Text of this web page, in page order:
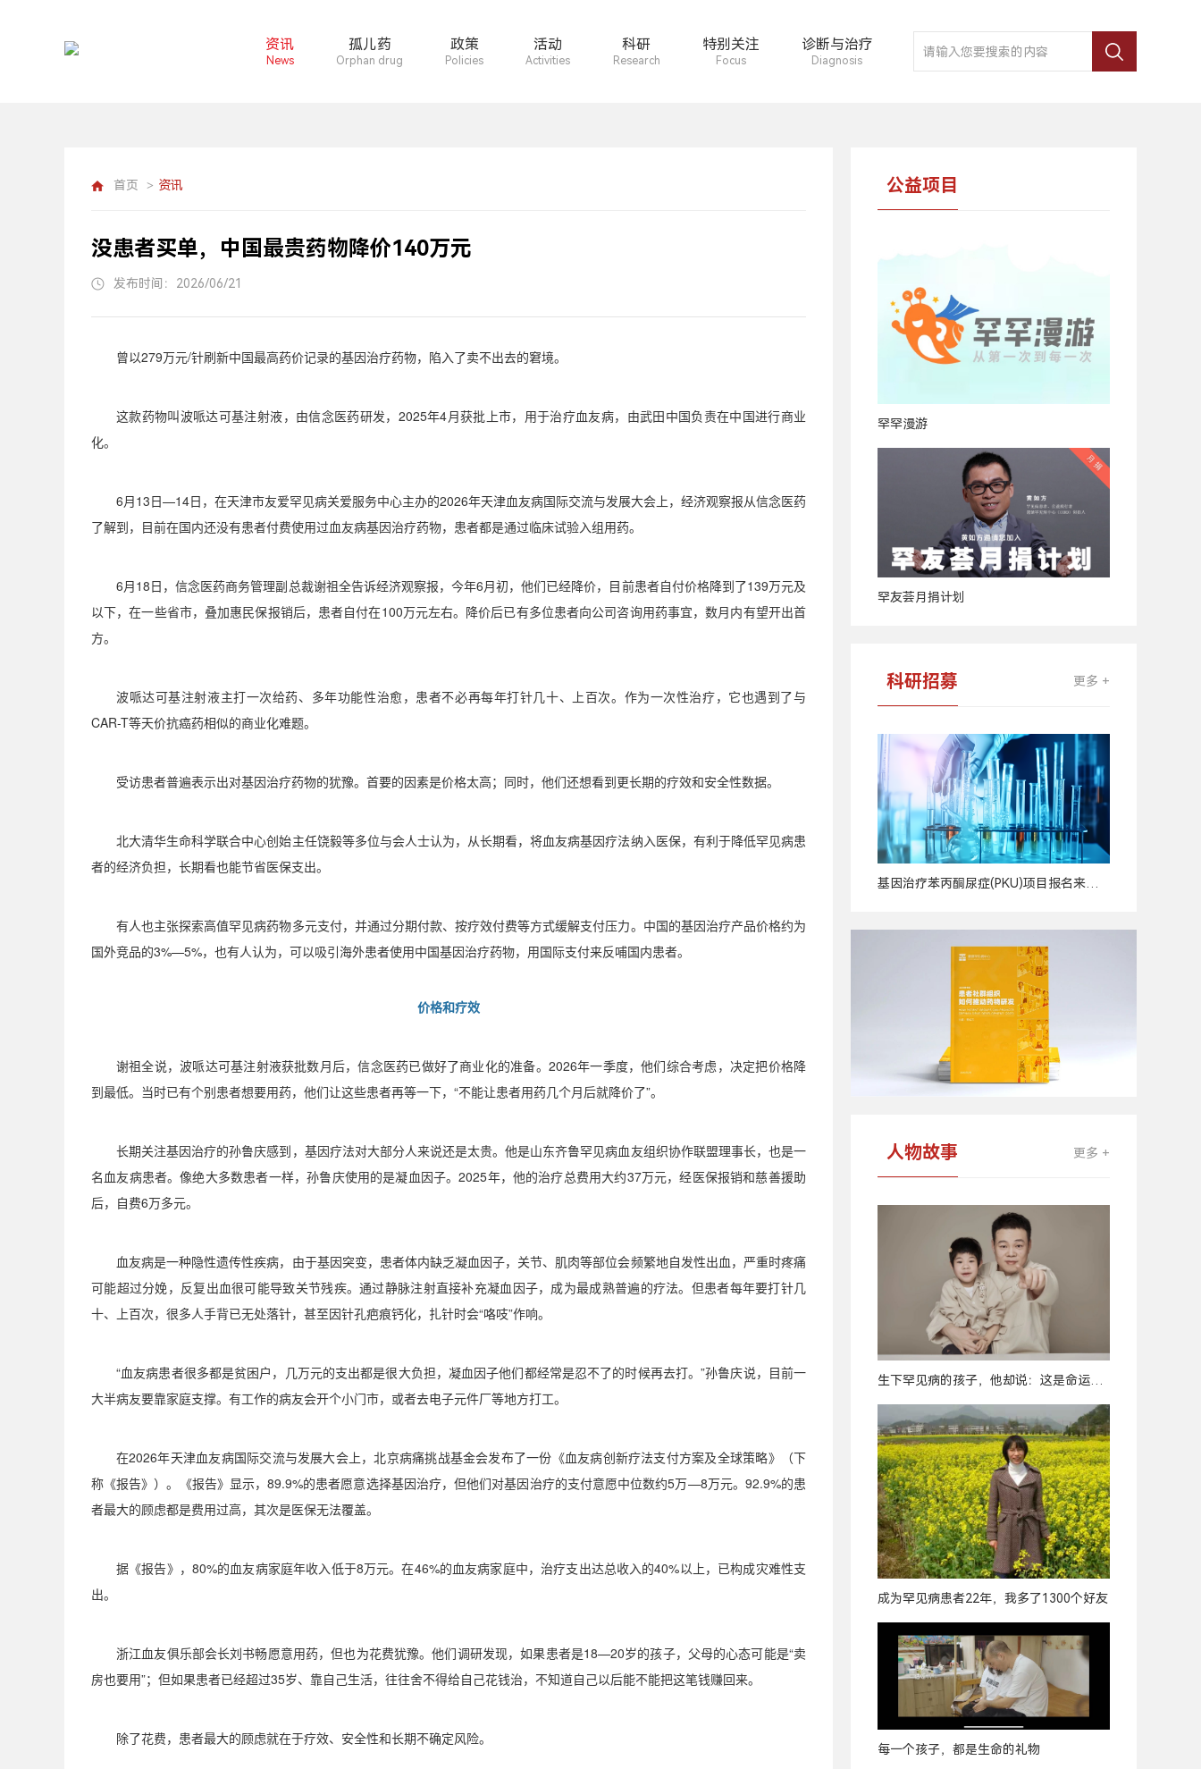
资讯
News
孤儿药
Orphan drug
政策
Policies
活动
Activities
科研
Research
特别关注
Focus
诊断与治疗
Diagnosis
首页 > 资讯
没患者买单，中国最贵药物降价140万元
发布时间：2026/06/21
曾以279万元/针刷新中国最高药价记录的基因治疗药物，陷入了卖不出去的窘境。
这款药物叫波哌达可基注射液，由信念医药研发， 2025年4月获批上市，用于治疗血友病，由武田中国负责在中国进行商业
化。
6月13日—14日，在天津市友爱罕见病关爱服务中心主办的2026年天津血友病国际交流与发展大会上，经济观察报从信念医药
了解到，目前在国内还没有患者付费使用过血友病基因治疗药物，患者都是通过临床试验入组用药。
6月18日，信念医药商务管理副总裁谢祖全告诉经济观察报，今年6月初，他们已经降价，目前患者自付价格降到了139万元及
以下，在一些省市，叠加惠民保报销后，患者自付在100万元左右。降价后已有多位患者向公司咨询用药事宜，数月内有望开出首
方。
波哌达可基注射液主打一次给药、多年功能性治愈，患者不必再每年打针几十、上百次。作为一次性治疗，它也遇到了与
CAR-T等天价抗癌药相似的商业化难题。
受访患者普遍表示出对基因治疗药物的犹豫。首要的因素是价格太高；同时，他们还想看到更长期的疗效和安全性数据。
北大清华生命科学联合中心创始主任饶毅等多位与会人士认为，从长期看，将血友病基因疗法纳入医保，有利于降低罕见病患
者的经济负担，长期看也能节省医保支出。
有人也主张探索高值罕见病药物多元支付，并通过分期付款、按疗效付费等方式缓解支付压力。中国的基因治疗产品价格约为
国外竞品的3%—5%，也有人认为，可以吸引海外患者使用中国基因治疗药物，用国际支付来反哺国内患者。
价格和疗效
谢祖全说，波哌达可基注射液获批数月后，信念医药已做好了商业化的准备。 2026年一季度，他们综合考虑，决定把价格降
到最低。当时已有个别患者想要用药，他们让这些患者再等一下， “不能让患者用药几个月后就降价了”。
长期关注基因治疗的孙鲁庆感到，基因疗法对大部分人来说还是太贵。他是山东齐鲁罕见病血友组织协作联盟理事长，也是一
名血友病患者。像绝大多数患者一样，孙鲁庆使用的是凝血因子。2025年，他的治疗总费用大约37万元，经医保报销和慈善援助
后，自费6万多元。
血友病是一种隐性遗传性疾病，由于基因突变，患者体内缺乏凝血因子，关节、肌肉等部位会频繁地自发性出血，严重时疼痛
可能超过分娩，反复出血很可能导致关节残疾。通过静脉注射直接补充凝血因子，成为最成熟普遍的疗法。但患者每年要打针几
十、上百次，很多人手背已无处落针，甚至因针孔疤痕钙化，扎针时会“咯吱”作响。
“血友病患者很多都是贫困户，几万元的支出都是很大负担，凝血因子他们都经常是忍不了的时候再去打。”孙鲁庆说，目前一
大半病友要靠家庭支撑。有工作的病友会开个小门市，或者去电子元件厂等地方打工。
在2026年天津血友病国际交流与发展大会上，北京病痛挑战基金会发布了一份《血友病创新疗法支付方案及全球策略》（下
称《报告》）。《报告》显示，89.9%的患者愿意选择基因治疗，但他们对基因治疗的支付意愿中位数约5万—8万元。 92.9%的患
者最大的顾虑都是费用过高，其次是医保无法覆盖。
据《报告》， 80%的血友病家庭年收入低于8万元。在46%的血友病家庭中，治疗支出达总收入的40%以上，已构成灾难性支
出。
浙江血友俱乐部会长刘书畅愿意用药，但也为花费犹豫。他们调研发现，如果患者是18—20岁的孩子，父母的心态可能是“卖
房也要用”；但如果患者已经超过35岁、靠自己生活，往往舍不得给自己花钱治，不知道自己以后能不能把这笔钱赚回来。
除了花费，患者最大的顾虑就在于疗效、安全性和长期不确定风险。
公益项目
罕罕漫游
罕友荟月捐计划
科研招募 更多 +
基因治疗苯丙酮尿症(PKU)项目报名来
人物故事 更多 +
生下罕见病的孩子，他却说：这是命运最
好的安排
成为罕见病患者22年，我多了1300个好友
每一个孩子，都是生命的礼物